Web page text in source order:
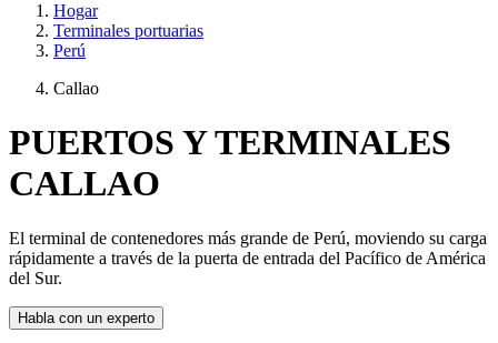
Hogar
Terminales portuarias
Perú
Callao
PUERTOS Y TERMINALES
CALLAO
El terminal de contenedores más grande de Perú, moviendo su carga
rápidamente a través de la puerta de entrada del Pacífico de América
del Sur.
Habla con un experto